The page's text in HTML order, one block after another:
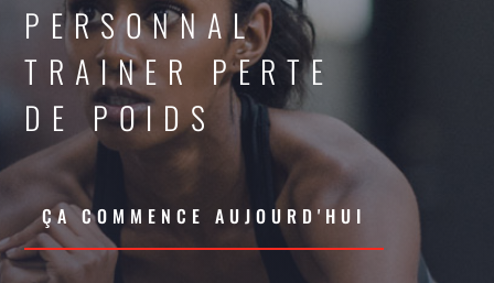
PERSONNAL
TRAINER PERTE
DE POIDS
ÇA COMMENCE AUJOURD'HUI